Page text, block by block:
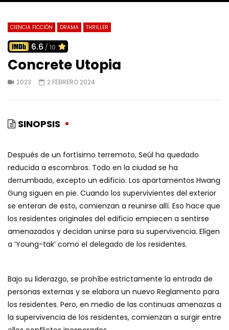
CIENCIA FICCIÓN DRAMA THRILLER
6.6 / 10
Concrete Utopia
2023 2 FEBRERO 2024
SINOPSIS
Después de un fortísimo terremoto, Seúl ha quedado
reducida a escombros. Todo en la ciudad se ha
derrumbado, excepto un edificio. Los apartamentos Hwang
Gung siguen en pie. Cuando los supervivientes del exterior
se enteran de esto, comienzan a reunirse allí. Eso hace que
los residentes originales del edificio empiecen a sentirse
amenazados y decidan unirse para su supervivencia. Eligen
a ‘Young-tak’ como el delegado de los residentes.
Bajo su liderazgo, se prohíbe estrictamente la entrada de
personas externas y se elabora un nuevo Reglamento para
los residentes. Pero, en medio de las continuas amenazas a
la supervivencia de los residentes, comienzan a surgir entre